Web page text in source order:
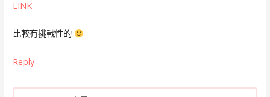
LINK
比較有挑戰性的
Reply